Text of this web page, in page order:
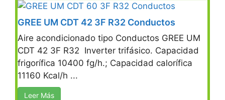
GREE UM CDT 42 3F R32 Conductos
Aire acondicionado tipo Conductos GREE UM
CDT 42 3F R32 Inverter trifásico. Capacidad
frigorífica 10400 fg/h.; Capacidad calorífica
11160 Kcal/h ...
Leer Más